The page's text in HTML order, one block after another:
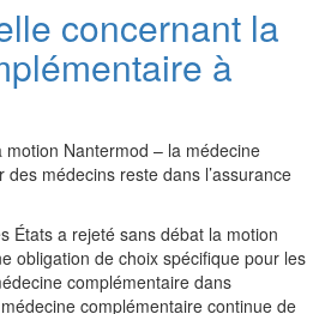
concernant la
à
Nantermod – la médecine
médecins reste dans l’assurance
États a rejeté sans débat la motion
obligation de choix spécifique pour les
complémentaire dans
complémentaire continue de